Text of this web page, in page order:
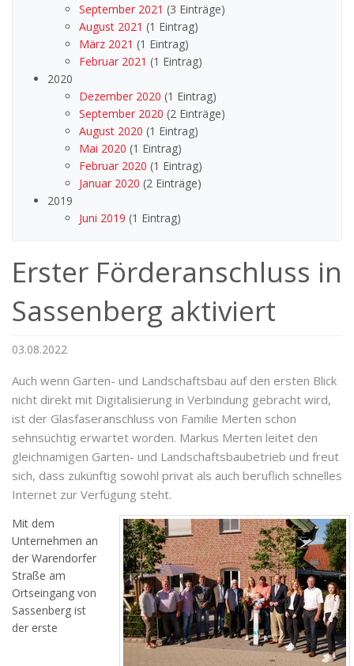
September 2021 (3 Einträge)
August 2021 (1 Eintrag)
März 2021 (1 Eintrag)
Februar 2021 (1 Eintrag)
2020
Dezember 2020 (1 Eintrag)
September 2020 (2 Einträge)
August 2020 (1 Eintrag)
Mai 2020 (1 Eintrag)
Februar 2020 (1 Eintrag)
Januar 2020 (2 Einträge)
2019
Juni 2019 (1 Eintrag)
Erster Förderanschluss in
Sassenberg aktiviert
03.08.2022
Auch wenn Garten- und Landschaftsbau auf den ersten Blick
nicht direkt mit Digitalisierung in Verbindung gebracht wird,
ist der Glasfaseranschluss von Familie Merten schon
sehnsüchtig erwartet worden. Markus Merten leitet den
gleichnamigen Garten- und Landschaftsbaubetrieb und freut
sich, dass zukünftig sowohl privat als auch beruflich schnelles
Internet zur Verfügung steht.
Mit dem
Unternehmen an
der Warendorfer
Straße am
Ortseingang von
Sassenberg ist
der erste